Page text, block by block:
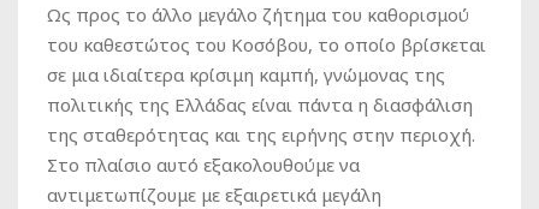
Ως προς το άλλο μεγάλο ζήτημα του καθορισμού
του καθεστώτος του Κοσόβου, το οποίο βρίσκεται
σε μια ιδιαίτερα κρίσιμη καμπή, γνώμονας της
πολιτικής της Ελλάδας είναι πάντα η διασφάλιση
της σταθερότητας και της ειρήνης στην περιοχή.
Στο πλαίσιο αυτό εξακολουθούμε να
αντιμετωπίζουμε με εξαιρετικά μεγάλη